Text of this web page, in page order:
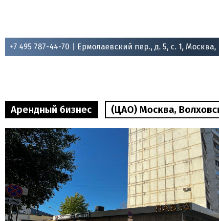
+7 495 787-44-70 | Ермолаевский пер., д. 5, с. 1, Москва,
Арендный бизнес (ЦАО) Москва,